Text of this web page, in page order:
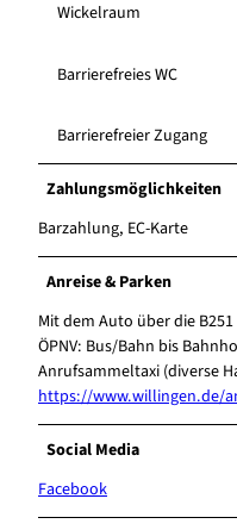
Wickelraum
Barrierefreies WC
Barrierefreier Zugang
Zahlungsmöglichkeiten
Barzahlung, EC-Karte
Anreise & Parken
Mit dem Auto über die B251
ÖPNV: Bus/Bahn bis
Anrufsammeltaxi (diverse
https://www.willingen.de/
Social Media
Facebook